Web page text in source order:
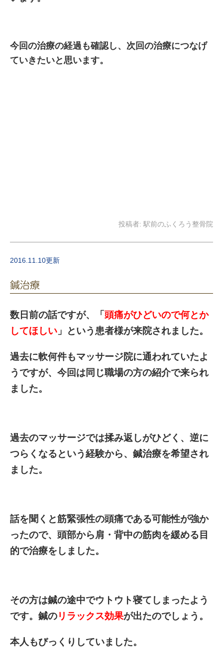
今回の治療の経過も確認し、次回の治療につなげ
ていきたいと思います。
投稿者: 駅前のふくろう整骨院
2016.11.10更新
鍼治療
数日前の話ですが、「頭痛がひどいので何とか
してほしい 」という患者様が来院されました。
過去に軟何件もマッサージ院に通われていたよ
うですが、今回は同じ職場の方の紹介で来られ
ました。
過去のマッサージでは揉み返しがひどく、逆に
つらくなるという経験から、鍼治療を希望され
ました。
話を聞くと筋緊張性の頭痛である可能性が強か
ったので、頭部から肩・背中の筋肉を緩める目
的で治療をしました。
その方は鍼の途中でウトウト寝てしまったよう
です。鍼のリラックス効果が出たのでしょう。
本人もびっくりしていました。